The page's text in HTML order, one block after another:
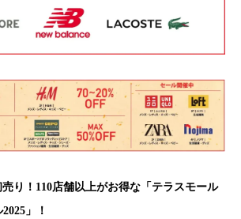
り！110店舗以上がお得な「テラスモール
」！